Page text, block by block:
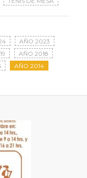
AÑO 2023
AÑO 2018
AÑO 2014